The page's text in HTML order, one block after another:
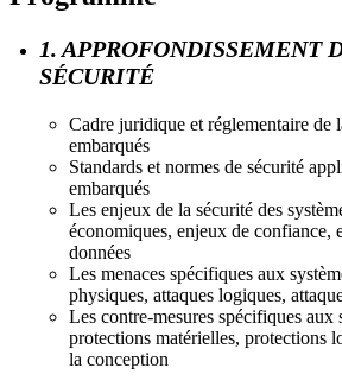
1. APPROFONDISSEMENT
SÉCURITÉ
Cadre juridique et réglementaire de
embarqués
Standards et normes de sécurité
embarqués
Les enjeux de la sécurité des
économiques, enjeux de confiance,
données
Les menaces spécifiques aux
physiques, attaques logiques,
Les contre-mesures spécifiques aux
protections matérielles, protections
la conception